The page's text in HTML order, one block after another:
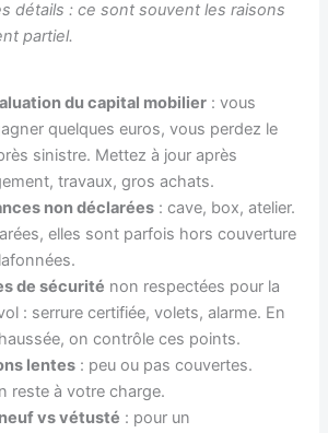
détails : ce sont souvent les raisons
partiel.
du capital mobilier : vous
quelques euros, vous perdez le
sinistre. Mettez à jour après
travaux, gros achats.
non déclarées : cave, box, atelier.
elles sont parfois hors couverture
de sécurité non respectées pour la
: serrure certifiée, volets, alarme. En
on contrôle ces points.
lentes : peu ou pas couvertes.
reste à votre charge.
vs vétusté : pour un